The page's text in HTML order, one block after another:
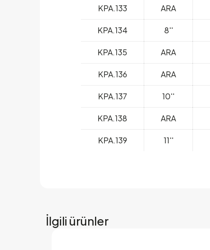
KPA.133 ARA
KPA.134 8''
KPA.135 ARA
KPA.136 ARA
KPA.137 10''
KPA.138 ARA
KPA.139 11''
İlgili ürünler